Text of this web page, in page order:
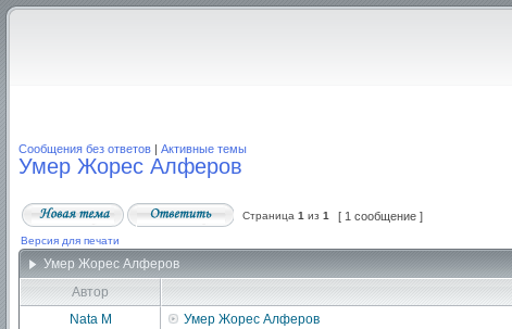
Сообщения без ответов | Активные темы
Умер Жорес Алферов
Страница 1 из 1 [ 1 сообщение ]
Версия для печати
Умер Жорес Алферов
Автор
Nata M
Умер Жорес Алферов